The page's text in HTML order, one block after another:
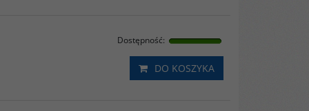
Dostępność:
DO KOSZYKA